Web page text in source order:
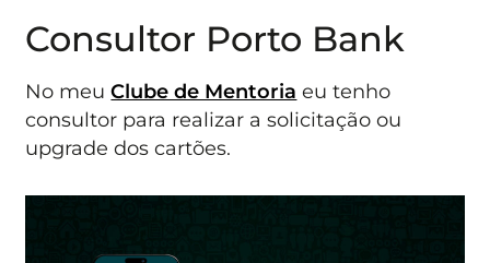
Consultor Porto Bank
No meuClube de Mentoria eu tenho
consultor para realizar a solicitação ou
upgrade dos cartões.